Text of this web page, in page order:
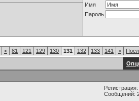
Имя
Пароль
< 81 121 129 130 131 132 133 141 >
Сообщений: